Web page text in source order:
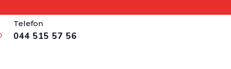
Telefon
044 515 57 56